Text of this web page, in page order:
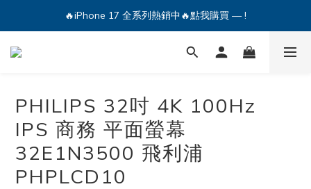
🔥iPhone 17 全系列熱銷中🔥點我購買 — !
💕加入Q哥 Line 新好友領優惠券！🎫
🔥iPhone 17 全系列熱銷中🔥點我購買 — !
PHILIPS 32吋 4K 100Hz
IPS 商務 平面螢幕
32E1N3500 飛利浦
PHPLCD10